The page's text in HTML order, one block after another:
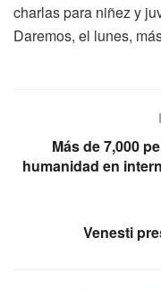
charlas para niñez y
Daremos, el lunes,
Más de 7,000
humanidad en
Venesti